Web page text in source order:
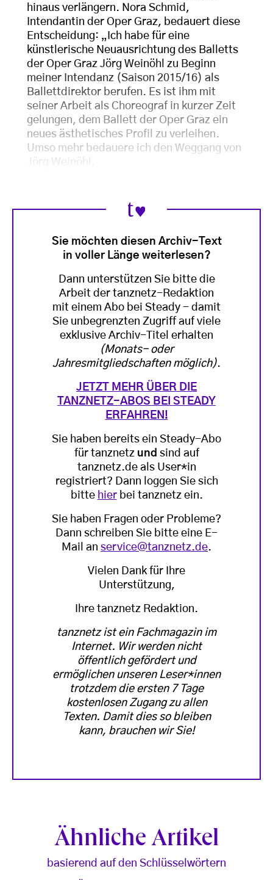
hinaus verlängern. Nora Schmid,
Intendantin der Oper Graz, bedauert diese
Entscheidung: „Ich habe für eine
künstlerische Neuausrichtung des Balletts
der Oper Graz Jörg Weinöhl zu Beginn
meiner Intendanz (Saison 2015/16) als
Ballettdirektor berufen. Es ist ihm mit
seiner Arbeit als Choreograf in kurzer Zeit
gelungen, dem Ballett der Oper Graz ein
neues ästhetisches Profil zu verleihen.
Umso mehr bedauere ich den Weggang von
Jörg Weinöhl,
Sie möchten diesen Archiv-Text
in voller Länge weiterlesen?
Dann unterstützen Sie bitte die
Arbeit der tanznetz-Redaktion
mit einem Abo bei Steady - damit
Sie unbegrenzten Zugriff auf viele
exklusive Archiv-Titel erhalten
(Monats- oder
Jahresmitgliedschaften möglich).
JETZT MEHR ÜBER DIE
TANZNETZ-ABOS BEI STEADY
ERFAHREN!
Sie haben bereits ein Steady-Abo
für tanznetz und sind auf
tanznetz.de als User*in
registriert? Dann loggen Sie sich
bitte hierbei tanznetz ein.
Sie haben Fragen oder Probleme?
Dann schreiben Sie bitte eine E-
Mail an service@tanznetz.de.
Vielen Dank für Ihre
Unterstützung,
Ihre tanznetz Redaktion.
tanznetz ist ein Fachmagazin im
Internet. Wir werden nicht
öffentlich gefördert und
ermöglichen unseren Leser*innen
trotzdem die ersten 7 Tage
kostenlosen Zugang zu allen
Texten. Damit dies so bleiben
kann, brauchen wir Sie!
Ähnliche Artikel
basierend auf den Schlüsselwörtern